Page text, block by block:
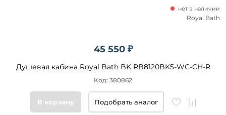
45 550 ₽
Душевая кабина Royal Bath BK RB8120BK5-WC-CH-R
нет в наличии
Код: 380862
Royal Bath
В корзину Подобрать аналог